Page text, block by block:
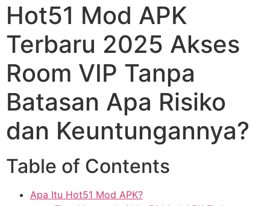
Hot51 Mod APK
Terbaru 2025 Akses
Room VIP Tanpa
Batasan Apa Risiko
dan Keuntungannya?
Table of Contents
Apa Itu Hot51 Mod APK?